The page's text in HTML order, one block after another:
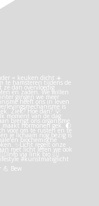
💪 Bew